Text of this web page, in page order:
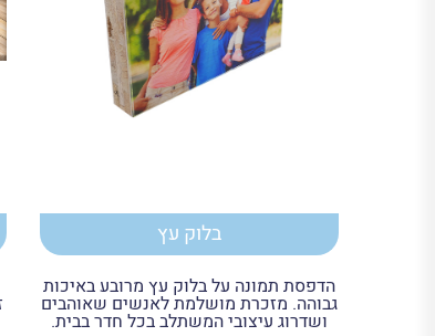
בלוק עץ
הדפסת תמונה על בלוק עץ מרובע באיכות
גבוהה. מזכרת מושלמת לאנשים שאוהבים
ושדרוג עיצובי המשתלב בכל חדר בבית.